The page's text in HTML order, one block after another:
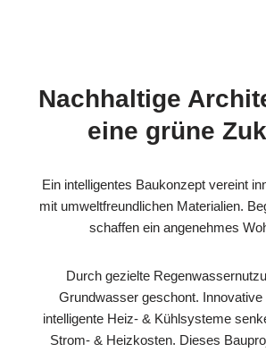
Nachhaltige
eine grüne
Ein intelligentes Baukonzept vereint
mit umweltfreundlichen Materialien.
schaffen ein angenehmes
Durch gezielte
Grundwasser geschont.
intelligente Heiz- & Kühlsysteme
Strom- & Heizkosten. Dieses